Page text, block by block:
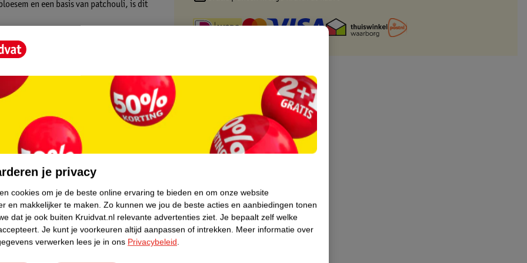
en een basis van patchouli, is dit
di-t-butyl hydroxyhydrocinnamate, Butyl
salicylate, Hexyl cinnamal, Linalool,
Citral, Citronellol, Benzyl alcohol,
CI 42090 (FD&C Blue 1)
je privacy
cookies om je de beste online ervaring te bieden en om onze website
en makkelijker te maken. Zo kunnen we jou de beste acties en aanbiedingen tonen
dat je ook buiten Kruidvat.nl relevante advertenties ziet. Je bepaalt zelf welke
Je kunt je voorkeuren altijd aanpassen of intrekken. Meer informatie over
verwerken lees je in ons Privacybeleid.